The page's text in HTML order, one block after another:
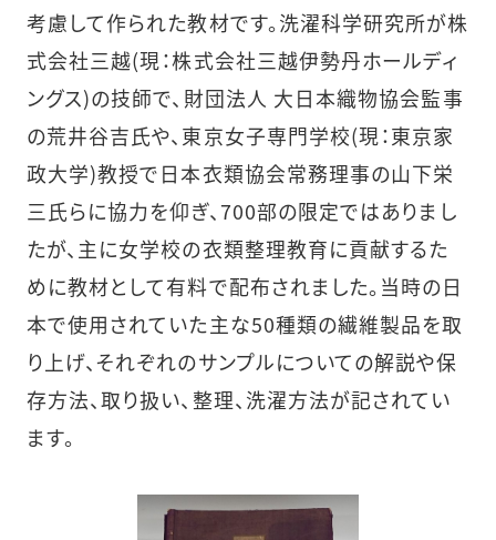
考慮して作られた教材です。洗濯科学研究所が株
式会社三越(現：株式会社三越伊勢丹ホールディ
ングス)の技師で、財団法人 大日本織物協会監事
の荒井谷吉氏や、東京女子専門学校(現：東京家
政大学)教授で日本衣類協会常務理事の山下栄
三氏らに協力を仰ぎ、700部の限定ではありまし
たが、主に女学校の衣類整理教育に貢献するた
めに教材として有料で配布されました。当時の日
本で使用されていた主な50種類の繊維製品を取
り上げ、それぞれのサンプルについての解説や保
存方法、取り扱い、整理、洗濯方法が記されてい
ます。